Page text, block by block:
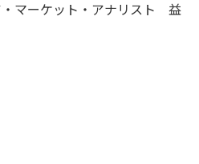
マーケット・アナリスト 益